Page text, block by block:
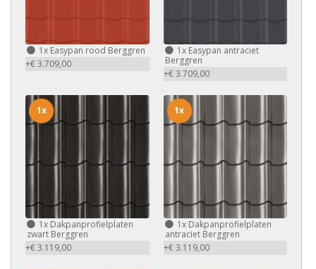
1x Easypan rood Berggren
+€ 3.709,00
1xEasypan antraciet
Berggren
+€ 3.709,00
1x Dakpanprofielplaten
zwart Berggren
+€ 3.119,00
1x
1xDakpanprofielplaten
antraciet Berggren
+€ 3.119,00
1x